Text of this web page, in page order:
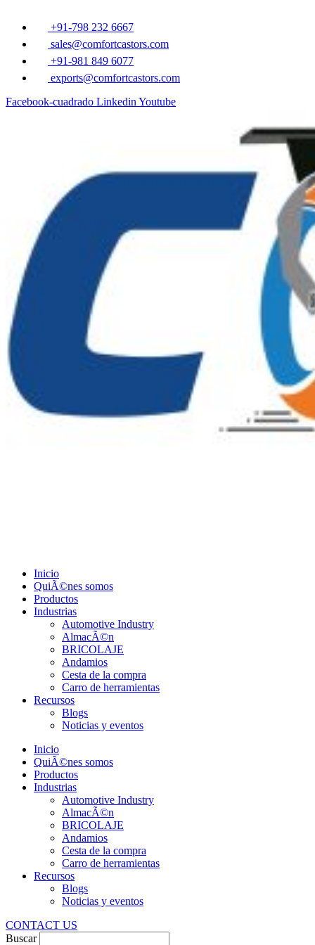
contenido
+91-798 232 6667
sales@comfortcastors.com
+91-981 849 6077
exports@comfortcastors.com
Facebook-cuadrado Linkedin Youtube
Inicio
QuiÃ©nes somos
Productos
Industrias
Automotive Industry
AlmacÃ©n
BRICOLAJE
Andamios
Cesta de la compra
Carro de herramientas
Recursos
Blogs
Noticias y eventos
Inicio
QuiÃ©nes somos
Productos
Industrias
Automotive Industry
AlmacÃ©n
BRICOLAJE
Andamios
Cesta de la compra
Carro de herramientas
Recursos
Blogs
Noticias y eventos
CONTACT US
Buscar